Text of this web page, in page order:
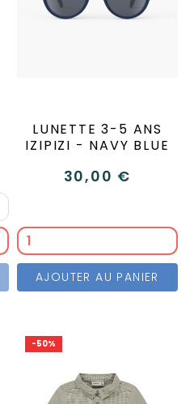
LUNETTE 3-5 ANS
IZIPIZI - NAVY BLUE
30,00 €
AJOUTER AU PANIER
-50%